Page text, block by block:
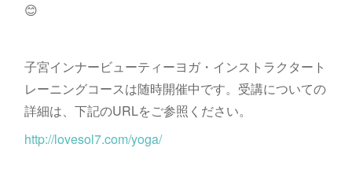
😊
子宮インナービューティーヨガ・インストラクタート
レーニングコースは随時開催中です。受講についての
詳細は、下記のURLをご参照ください。
http://lovesol7.com/yoga/